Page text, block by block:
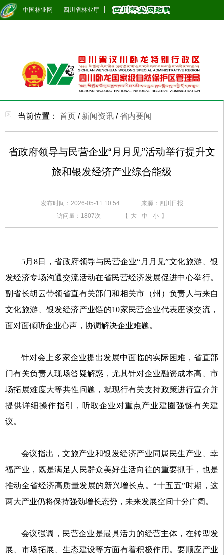
中国林业网 四川省林业厅
当前位置： 首页 / 新闻资讯 /省内要闻
省政府领导与民营企业“月月见”活动举行提升文
旅和银发经济产业综合能级
发布时间：2026-05-11 10:54
来源：四川日报
访问量： 1807次 【 大 中 小 】
5月8日，省政府领导与民营企业“月月见”文化旅游、银
发经济专场沟通交流活动在省民营经济发展促进中心举行。
副省长胡云带领省直有关部门和相关市（州）负责人与来自
文化旅游、银发经济产业链的10家民营企业代表座谈交流，
面对面倾听企业心声，协调解决企业难题。
针对会上多家企业提出发展中面临的实际困难，省直部
门有关负责人现场答疑解惑，尤其针对企业融资成本高、市
场拓展难度大等共性问题，就现行有关支持政策进行宣介并
提供详细操作指引，听取企业对重点产业建圈强链有关建
议。
会议指出，文旅产业和银发经济产业同属民生产业、幸
福产业，既是满足人民群众美好生活向往的重要抓手，也是
推动全省经济高质量发展的新兴增长点。“十五五”时期，这
两大产业仍将保持强劲增长态势，未来发展空间十分广阔。
会议强调，民营企业是最具活力的经营主体，在转型发
展、市场拓展、生态建设等方面有着积极作用。要顺应产业